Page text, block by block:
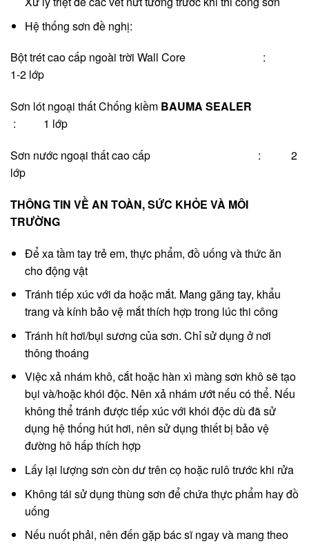
Hệ thống sơn đề nghị:
Bột trét cao cấp ngoài trời Wall Core :
1-2 lớp
Sơn lót ngoại thất Chống kiềm BAUMA SEALER
: 1 lớp
Sơn nước ngoại thất cao cấp : 2
lớp
THÔNG TIN VỀ AN TOÀN, SỨC KHỎE VÀ MÔI
TRƯỜNG
Để xa tầm tay trẻ em, thực phẩm, đồ uống và thức ăn
cho động vật
Tránh tiếp xúc với da hoặc mắt. Mang găng tay, khẩu
trang và kính bảo vệ mắt thích hợp trong lúc thi công
Tránh hít hơi/bụi sương của sơn. Chỉ sử dụng ở nơi
thông thoáng
Việc xả nhám khô, cắt hoặc hàn xì màng sơn khô sẽ tạo
bụi và/hoặc khói độc. Nên xả nhám ướt nếu có thể. Nếu
không thể tránh được tiếp xúc với khói độc dù đã sử
dụng hệ thống hút hơi, nên sử dụng thiết bị bảo vệ
đường hô hấp thích hợp
Lấy lại lượng sơn còn dư trên cọ hoặc rulô trước khi rửa
Không tái sử dụng thùng sơn để chứa thực phẩm hay đồ
uống
Nếu nuốt phải, nên đến gặp bác sĩ ngay và mang theo